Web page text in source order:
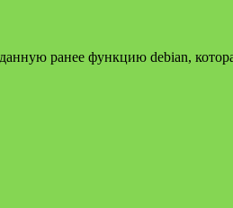
ранее функцию debian,